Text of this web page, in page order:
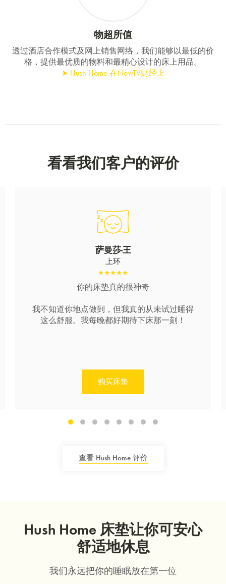
物超所值
透过酒店合作模式及网上销售网络，我们能够以最低的价
格，提供最优质的物料和最精心设计的床上用品。
➤ Hush Home 在NowTV财经上
看看我们客户的评价
萨曼莎·王
上环
你的床垫真的很神奇
我不知道你地点做到，但我真的从未试过睡得
这么舒服。我每晚都好期待下床那一刻！
购买床垫
查看 Hush Home 评价
Hush Home 床垫让你可安心
舒适地休息
我们永远把你的睡眠放在第一位
赏你床垫&床架$1000优
千万不要错过! 输入电子邮箱即享独